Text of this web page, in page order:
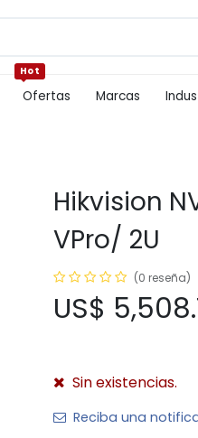
Ofertas
Hot
Marcas
Hikvision
VPro/ 2U
(0 reseña)
US$
Sin existencias.
Reciba una